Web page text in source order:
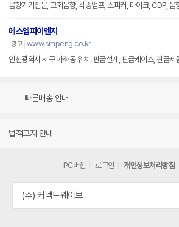
음향기기전문, 교회음향, 각종앰프, 스피커, 마이크, CDP, 음
에스엠피이엔지
광고 www.smpeng.co.kr
인천광역시 서구 가좌동 위치. 판금설계, 판금케이스, 판금제
빠른배송 안내
법적고지 안내
PC버전 로그인 개인정보처리방침
(주) 커넥트웨이브